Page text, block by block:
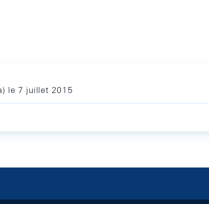
le 7 juillet 2015